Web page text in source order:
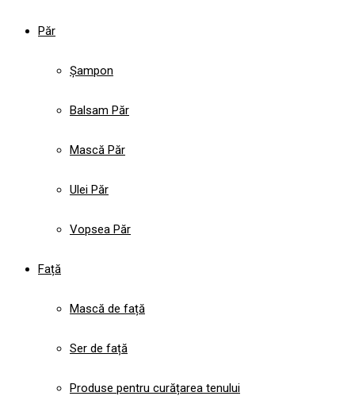
Păr
Șampon
Balsam Păr
Mască Păr
Ulei Păr
Vopsea Păr
Față
Mască de față
Ser de față
Produse pentru curățarea tenului